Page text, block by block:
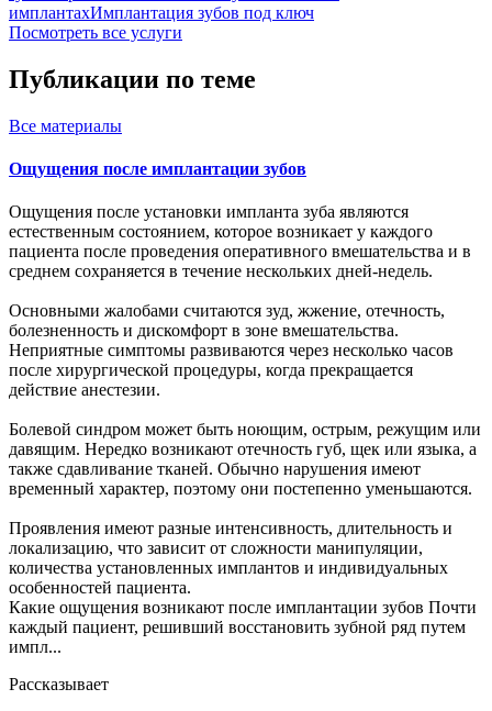
имплантахИмплантация зубов под ключ
Посмотреть все услуги
Публикации по теме
Все материалы
Ощущения после имплантации зубов
Ощущения после установки импланта зуба являются
естественным состоянием, которое возникает у каждого
пациента после проведения оперативного вмешательства и в
среднем сохраняется в течение нескольких дней-недель.
Основными жалобами считаются зуд, жжение, отечность,
болезненность и дискомфорт в зоне вмешательства.
Неприятные симптомы развиваются через несколько часов
после хирургической процедуры, когда прекращается
действие анестезии.
Болевой синдром может быть ноющим, острым, режущим или
давящим. Нередко возникают отечность губ, щек или языка, а
также сдавливание тканей. Обычно нарушения имеют
временный характер, поэтому они постепенно уменьшаются.
Проявления имеют разные интенсивность, длительность и
локализацию, что зависит от сложности манипуляции,
количества установленных имплантов и индивидуальных
особенностей пациента.
Какие ощущения возникают после имплантации зубов Почти
каждый пациент, решивший восстановить зубной ряд путем
импл...
Рассказывает